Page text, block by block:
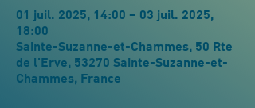
01 juil. 2025, 14:00 – 03 juil. 2025,
18:00
Sainte-Suzanne-et-Chammes, 50 Rte
de l'Erve, 53270 Sainte-Suzanne-et-
Chammes, France